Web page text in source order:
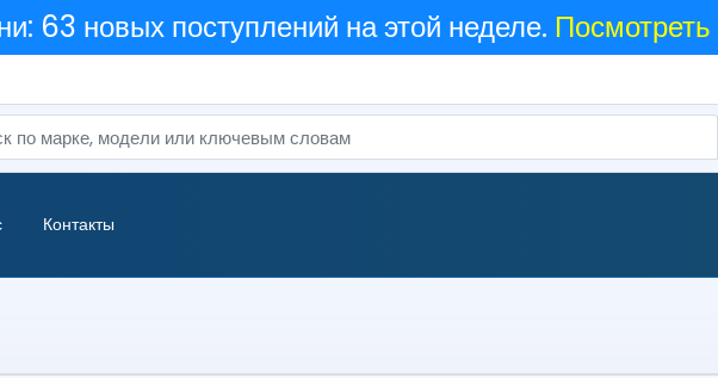
63 новых поступлений на этой неделе.
Контакты